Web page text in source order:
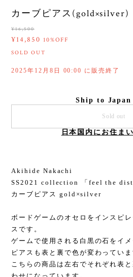
カーブピアス(gold×silver)
¥16,500
¥14,850 10%OFF
SOLD OUT
2025年12月8日 00:00 に販売終了
Ship to
Sold out
日本国内にお住ま
Akihide Nakachi
SS2021 collection 「feel the
カーブピアス gold×silver
ボードゲームのオセロをインスピ
スです。
ゲームで使用される白黒の石をイ
ピアスも表と裏で色が変わっていま
こちらの商品は左右でそれぞれ表